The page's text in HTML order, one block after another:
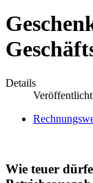
Details
Wie teuer